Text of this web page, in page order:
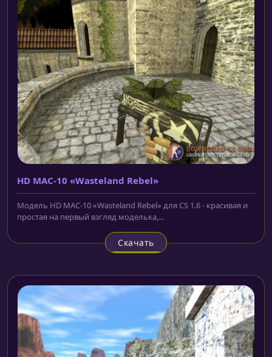
HD MAC-10 «Wasteland Rebel»
Модель HD MAC-10 «Wasteland Rebel» для CS 1.6 - красивая и
простая на первый взгляд моделька,...
Скачать